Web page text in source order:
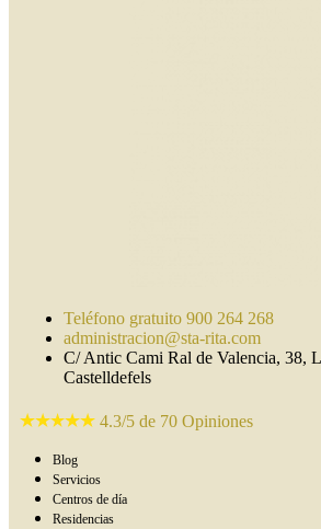
Teléfono gratuito 900 264 268
administracion@sta-rita.com
C/ Antic Cami Ral de Valencia, 38,
Castelldefels
4.3/5 de 70 Opiniones
Blog
Servicios
Centros de día
Residencias